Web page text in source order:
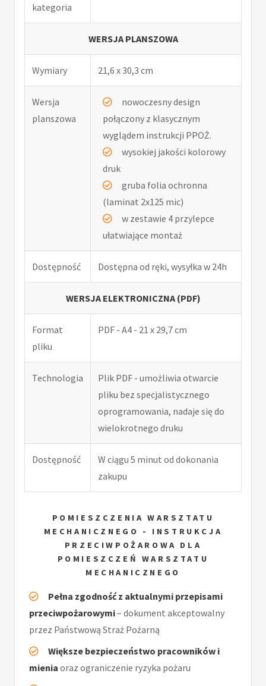
kategoria
WERSJA PLANSZOWA
Wymiary 21,6 x 30,3 cm
Wersja
planszowa
nowoczesny design
połączony z klasycznym
wyglądem instrukcji PPOŻ.
wysokiej jakości kolorowy
druk
gruba folia ochronna
(laminat 2x125 mic)
w zestawie 4 przylepce
ułatwiające montaż
Dostępność Dostępna od ręki, wysyłka w 24h
WERSJA ELEKTRONICZNA (PDF)
Format
pliku
PDF - A4 - 21 x 29,7 cm
Technologia
Plik PDF - umożliwia otwarcie
pliku bez specjalistycznego
oprogramowania, nadaje się do
wielokrotnego druku
Dostępność
W ciągu 5 minut od dokonania
zakupu
POMIESZCZENIA WARSZTATU
MECHANICZNEGO - INSTRUKCJA
PRZECIWPOŻAROWA DLA
POMIESZCZEŃ WARSZTATU
MECHANICZNEGO
Pełna zgodność z aktualnymi przepisami
przeciwpożarowymi– dokument akceptowalny
przez Państwową Straż Pożarną
Większe bezpieczeństwo pracowników i
mienia oraz ograniczenie ryzyka pożaru